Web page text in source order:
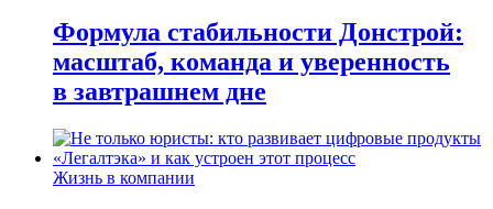
Формула стабильности Донстрой:
масштаб, команда и уверенность
в завтрашнем дне
Жизнь в компании